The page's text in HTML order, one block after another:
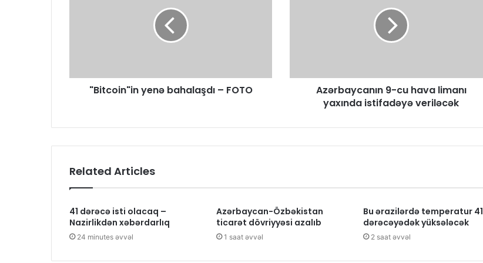
"Bitcoin"in yenə bahalaşdı – FOTO
Azərbaycanın 9-cu hava limanı
yaxında istifadəyə veriləcək
Related Articles
41 dərəcə isti olacaq –
Nazirlikdən xəbərdarlıq
24 minutes əvvəl
Azərbaycan-Özbəkistan
ticarət dövriyyəsi azalıb
1 saat əvvəl
Bu ərazilərdə temperatur 41
dərəcəyədək yüksələcək
2 saat əvvəl